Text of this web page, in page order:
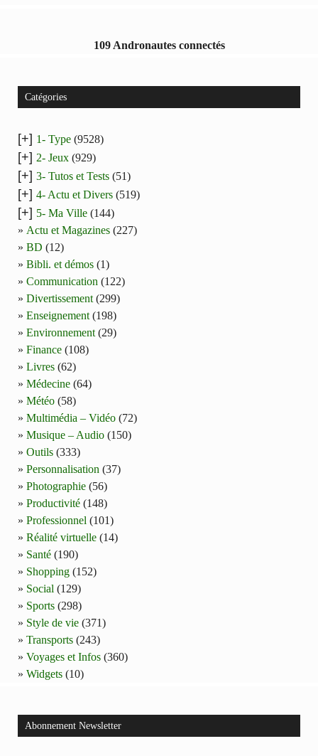
109 Andronautes connectés
Catégories
[+] 1- Type (9528)
[+] 2- Jeux (929)
[+] 3- Tutos et Tests (51)
[+] 4- Actu et Divers (519)
[+] 5- Ma Ville (144)
Actu et Magazines (227)
BD (12)
Bibli. et démos (1)
Communication (122)
Divertissement (299)
Enseignement (198)
Environnement (29)
Finance (108)
Livres (62)
Médecine (64)
Météo (58)
Multimédia – Vidéo (72)
Musique – Audio (150)
Outils (333)
Personnalisation (37)
Photographie (56)
Productivité (148)
Professionnel (101)
Réalité virtuelle (14)
Santé (190)
Shopping (152)
Social (129)
Sports (298)
Style de vie (371)
Transports (243)
Voyages et Infos (360)
Widgets (10)
Abonnement Newsletter